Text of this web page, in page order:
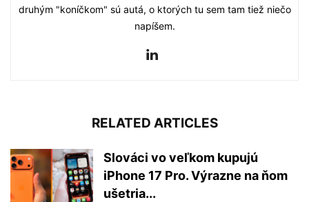
druhým "koníčkom" sú autá, o ktorých tu sem tam tiež niečo
napíšem.
RELATED ARTICLES
Slováci vo veľkom kupujú
iPhone 17 Pro. Výrazne na ňom
ušetria...